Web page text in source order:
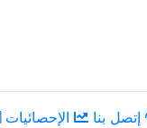
إتصل بنا الإحصائيات